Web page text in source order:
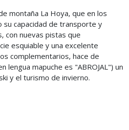
montaña La Hoya, que en los
su capacidad de transporte y
con nuevas pistas que
esquiable y una excelente
complementarios, hace de
lengua mapuche es "ABROJAL") un
y el turismo de invierno.